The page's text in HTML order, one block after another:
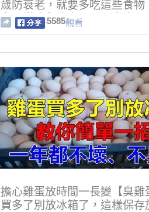
歲防衰老，就要多吃這些食物
老，增強免疫力，延長壽命！
5585觀看
擔心雞蛋放時間一長變【臭雞
買多了別放冰箱了，這樣保存